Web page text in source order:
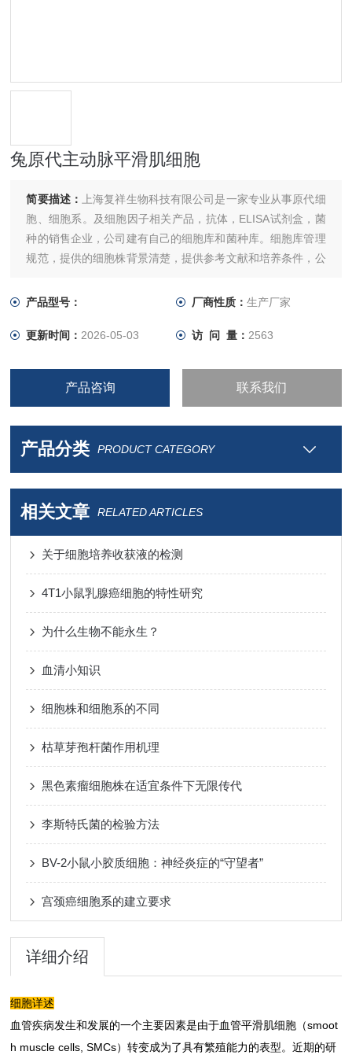
兔原代主动脉平滑肌细胞
简要描述：
上海复祥生物科技有限公司是一家专业从事原代细
胞、细胞系。及细胞因子相关产品，抗体，ELISA试剂盒，菌
种的销售企业，公司建有自己的细胞库和菌种库。细胞库管理
规范，提供的细胞株背景清楚，提供参考文献和培养条件，公
大保藏中心有密切联系，细胞种类齐全，质量保证！
产品型号： 厂商性质： 生产厂家
更新时间： 2026-05-03 访 问 量： 2563
产品咨询 联系我们
产品分类 PRODUCT CATEGORY
相关文章 RELATED ARTICLES
关于细胞培养收获液的检测
4T1小鼠乳腺癌细胞的特性研究
为什么生物不能永生？
血清小知识
细胞株和细胞系的不同
枯草芽孢杆菌作用机理
黑色素瘤细胞株在适宜条件下无限传代
李斯特氏菌的检验方法
BV-2小鼠小胶质细胞：神经炎症的“守望者”
宫颈癌细胞系的建立要求
详细介绍
细胞详述
血管疾病发生和发展的一个主要因素是由于血管平滑肌细胞（smoot
h muscle cells, SMCs）转变成为了具有繁殖能力的表型。近期的研